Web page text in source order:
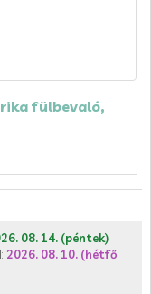
fülbevaló,
08. 14. (péntek)
2026. 08. 10. (hétfő